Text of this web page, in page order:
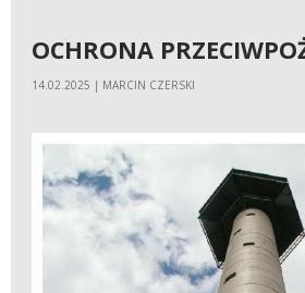
OCHRONA
14.02.2025 | MARCIN CZERSKI